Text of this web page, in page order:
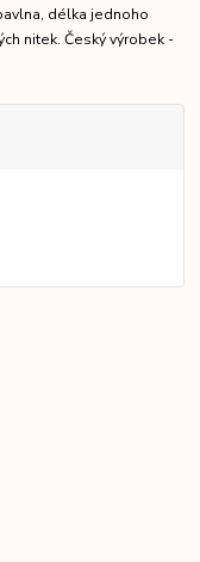
délka jednoho
nitek. Český výrobek -